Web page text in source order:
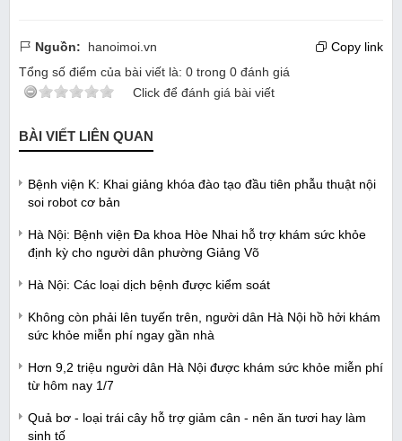
Nguồn: hanoimoi.vn
Copy link
Tổng số điểm của bài viết là: 0 trong 0 đánh giá
Click để đánh giá bài viết
BÀI VIẾT LIÊN QUAN
Bệnh viện K: Khai giảng khóa đào tạo đầu tiên phẫu thuật nội
soi robot cơ bản
Hà Nội: Bệnh viện Đa khoa Hòe Nhai hỗ trợ khám sức khỏe
định kỳ cho người dân phường Giảng Võ
Hà Nội: Các loại dịch bệnh được kiểm soát
Không còn phải lên tuyến trên, người dân Hà Nội hồ hởi khám
sức khỏe miễn phí ngay gần nhà
Hơn 9,2 triệu người dân Hà Nội được khám sức khỏe miễn phí
từ hôm nay 1/7
Quả bơ - loại trái cây hỗ trợ giảm cân - nên ăn tươi hay làm
sinh tố